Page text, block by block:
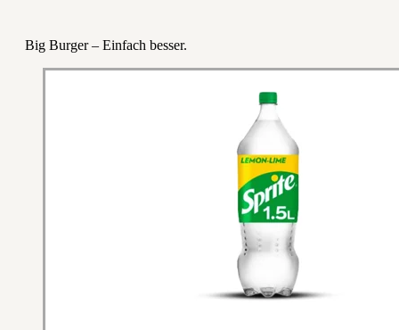
Big Burger – Einfach besser.